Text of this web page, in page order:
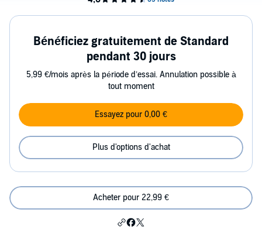
Bénéficiez gratuitement de Standard
pendant 30 jours
5,99 €/mois après la période d’essai. Annulation possible à
tout moment
Essayez pour 0,00 €
Plus d'options d'achat
Acheter pour 22,99 €